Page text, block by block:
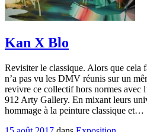
Kan X Blo
Revisiter le classique. Alors que cela
n’a pas vu les DMV réunis sur un
revivre ce collectif hors normes avec
912 Arty Gallery. En mixant leurs
hommage à la peinture classique et…